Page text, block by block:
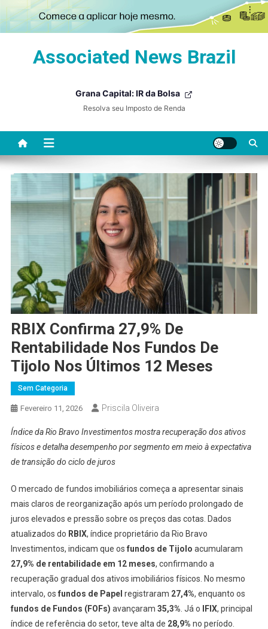
Associated News Brazil
Grana Capital: IR da Bolsa
Resolva seu Imposto de Renda
RBIX Confirma 27,9% De
Rentabilidade Nos Fundos De
Tijolo Nos Últimos 12 Meses
Sem Categoria
Fevereiro 11, 2026 Priscila Oliveira
Índice da Rio Bravo Investimentos mostra recuperação dos ativos
físicos e detalha desempenho por segmento em meio à expectativa
de transição do ciclo de juros
O mercado de fundos imobiliários começa a apresentar sinais
mais claros de reorganização após um período prolongado de
juros elevados e pressão sobre os preços das cotas. Dados
atualizados do RBIX, índice proprietário da Rio Bravo
Investimentos, indicam que os fundos de Tijolo acumularam
27,9% de rentabilidade em 12 meses, confirmando a
recuperação gradual dos ativos imobiliários físicos. No mesmo
intervalo, os fundos de Papel registraram 27,4%, enquanto os
fundos de Fundos (FOFs) avançaram 35,3% . Já o IFIX, principal
índice de referência do setor, teve alta de 28,9% no período.